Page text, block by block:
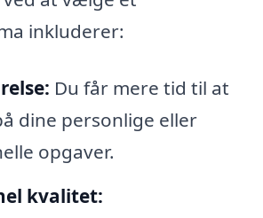
inkluderer:
Du får mere tid til at
dine personlige eller
opgaver.
kvalitet: